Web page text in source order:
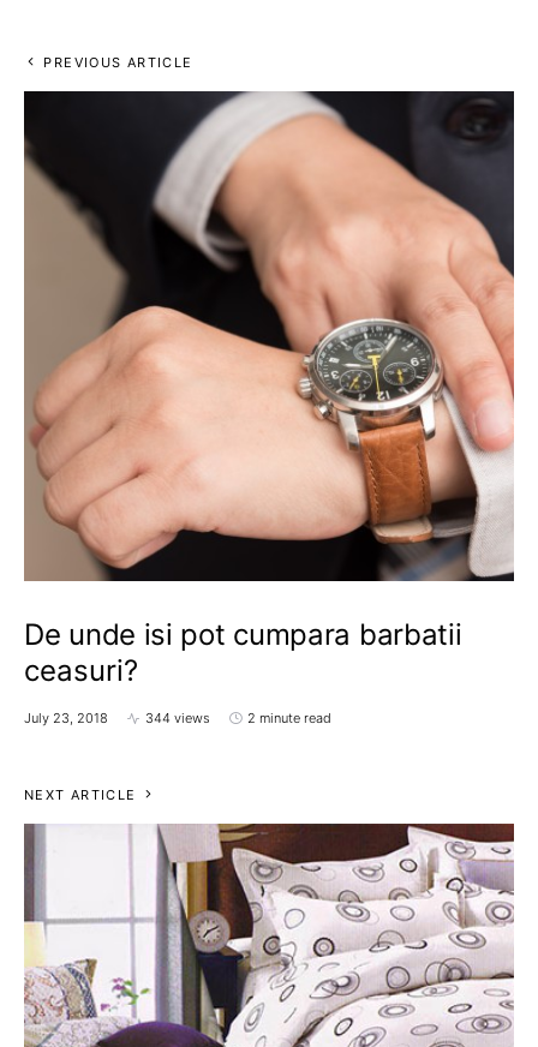
PREVIOUS ARTICLE
De unde isi pot cumpara barbatii
ceasuri?
July 23, 2018 344 views 2 minute read
NEXT ARTICLE